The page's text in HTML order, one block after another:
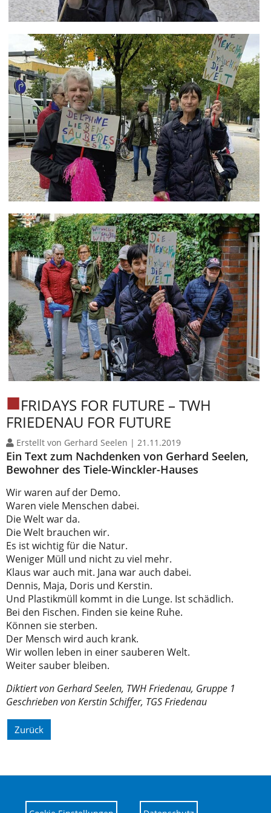
FRIDAYS FOR FUTURE – TWH
FRIEDENAU FOR FUTURE
Erstellt von Gerhard Seelen | 21.11.2019
Ein Text zum Nachdenken von Gerhard Seelen,
Bewohner des Tiele-Winckler-Hauses
Wir waren auf der Demo.
Waren viele Menschen dabei.
Die Welt war da.
Die Welt brauchen wir.
Es ist wichtig für die Natur.
Weniger Müll und nicht zu viel mehr.
Klaus war auch mit. Jana war auch dabei.
Dennis, Maja, Doris und Kerstin.
Und Plastikmüll kommt in die Lunge. Ist schädlich.
Bei den Fischen. Finden sie keine Ruhe.
Können sie sterben.
Der Mensch wird auch krank.
Wir wollen leben in einer sauberen Welt.
Weiter sauber bleiben.
Diktiert von Gerhard Seelen, TWH Friedenau, Gruppe 1
Geschrieben von Kerstin Schiffer, TGS Friedenau
Zurück